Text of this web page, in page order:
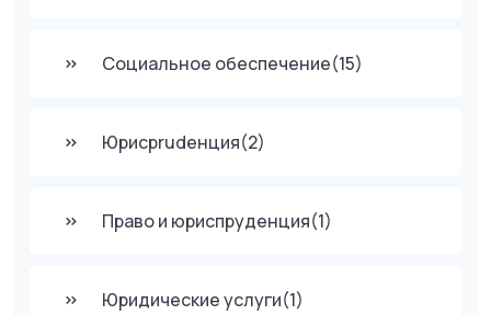
Социальное обеспечение(15)
Юрисprudенция(2)
Право и юриспруденция(1)
Юридические услуги(1)